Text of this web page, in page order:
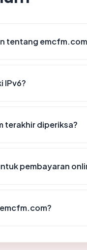
tentang
IPv6?
terakhir diperiksa?
pembayaran